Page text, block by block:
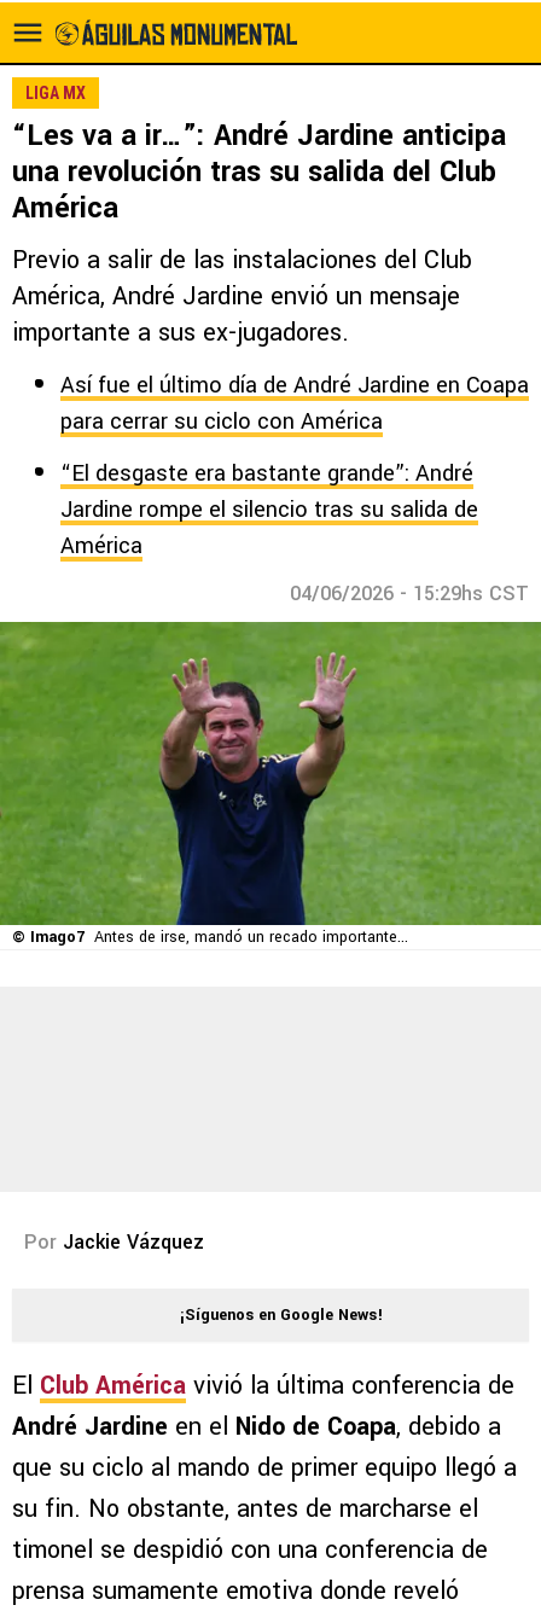
LIGA MX
“Les va a ir…”: André Jardine anticipa
una revolución tras su salida del Club
América
Previo a salir de las instalaciones del Club
América, André Jardine envió un mensaje
importante a sus ex-jugadores.
Así fue el último día de André Jardine en Coapa
para cerrar su ciclo con América
“El desgaste era bastante grande”: André
Jardine rompe el silencio tras su salida de
América
04/06/2026 - 15:29hs CST
© Imago7 Antes de irse, mandó un recado importante...
Por Jackie Vázquez
¡Síguenos en Google News!
El Club América vivió la última conferencia de
André Jardine en el Nido de Coapa, debido a
que su ciclo al mando de primer equipo llegó a
su fin. No obstante, antes de marcharse el
timonel se despidió con una conferencia de
prensa sumamente emotiva donde reveló